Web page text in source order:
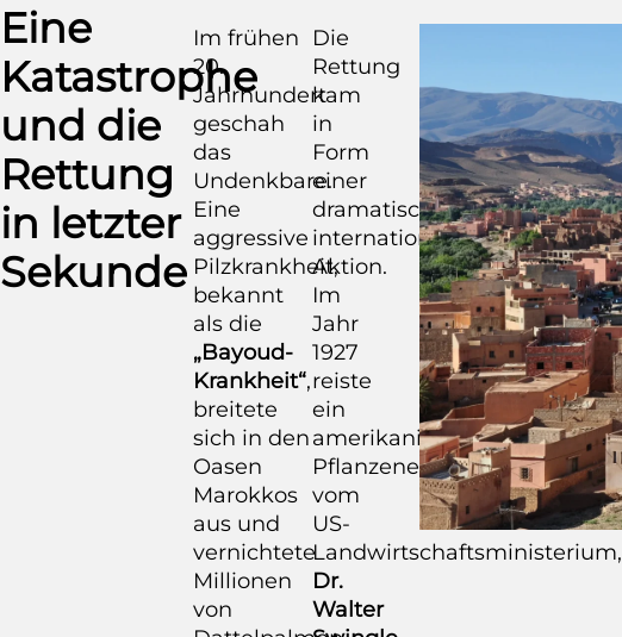
Eine
Katastrophe
und die
Rettung
in letzter
Sekunde
Im frühen
20.
Jahrhundert
geschah
das
Undenkbare.
Eine
aggressive
Pilzkrankheit,
bekannt
als die
„Bayoud-
Krankheit“,
breitete
sich in den
Oasen
Marokkos
aus und
vernichtete
Millionen
von
Die
Rettung
kam
in
Form
einer
dramatischen
internationalen
Aktion.
Im
Jahr
1927
reiste
ein
amerikanischer
Pflanzenexperte
vom
US-
Landwirtschaftsministerium,
Dr.
Walter